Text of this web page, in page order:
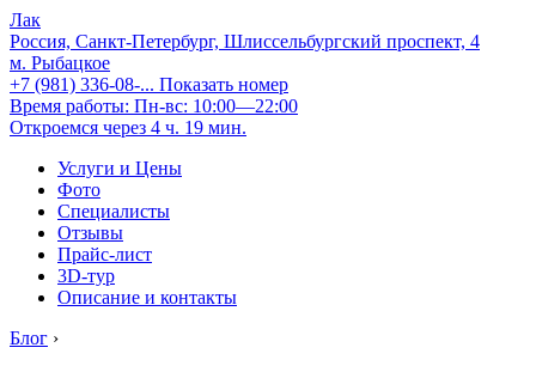
Лак
Россия, Санкт-Петербург, Шлиссельбургский проспект, 4
м. Рыбацкое
+7 (981) 336-08-... Показать номер
Время работы: Пн-вс: 10:00—22:00
Откроемся через 4 ч. 19 мин.
Услуги и Цены
Фото
Специалисты
Отзывы
Прайс-лист
3D-тур
Описание и контакты
Блог ›